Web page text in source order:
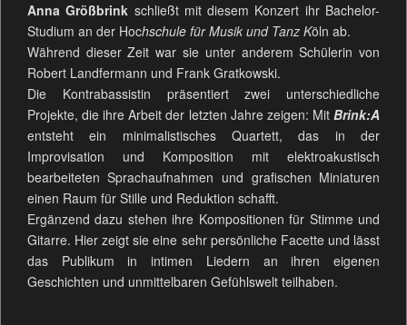
Anna Größbrink schließt mit diesem Konzert ihr Bachelor-
Studium an der Hochschule für Musik und Tanz Köln ab.
Während dieser Zeit war sie unter anderem Schülerin von
Robert Landfermann und Frank Gratkowski.
Die Kontrabassistin präsentiert zwei unterschiedliche
Projekte, die ihre Arbeit der letzten Jahre zeigen: MitBrink:A
entsteht ein minimalistisches Quartett, das in der
Improvisation und Komposition mit elektroakustisch
bearbeiteten Sprachaufnahmen und grafischen Miniaturen
einen Raum für Stille und Reduktion schafft.
Ergänzend dazu stehen ihre Kompositionen für Stimme und
Gitarre. Hier zeigt sie eine sehr persönliche Facette und lässt
das Publikum in intimen Liedern an ihren eigenen
Geschichten und unmittelbaren Gefühlswelt teilhaben.